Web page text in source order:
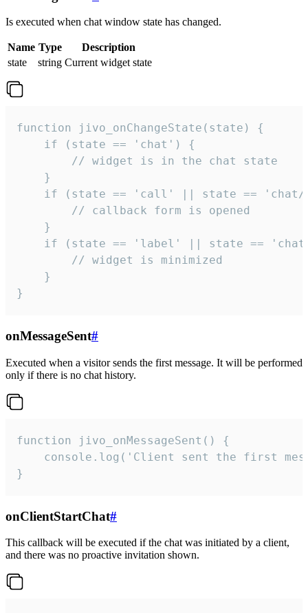
Is executed when chat window state has changed.
Name Type
Description
state
string Current widget state
function jivo_onChangeState(state) {
    if (state == 'chat') {
        // widget is in the chat state
    }
if (state == 'call' || state ==
        // callback form is opened
    }
if (state == 'label' || state ==
        // widget is minimized
    }
}
onMessageSent#
Executed when a visitor sends the first message. It will be performed
only if there is no chat history.
function jivo_onMessageSent() {
console.log('Client sent the first
}
onClientStartChat#
This callback will be executed if the chat was initiated by a client,
and there was no proactive invitation shown.